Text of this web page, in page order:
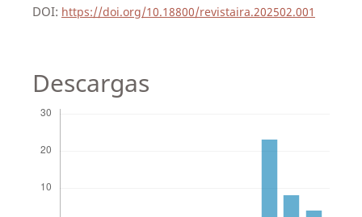
DOI: https://doi.org/10.18800/revistaira.202502.001
Descargas